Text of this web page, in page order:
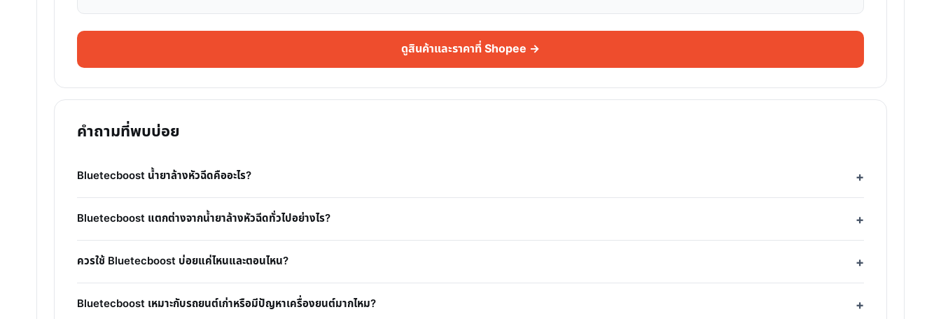
ดูสินค้าและราคาที่ Shopee →
คำถามที่พบบ่อย
Bluetecboost น้ำยาล้างหัวฉีดคืออะไร?
Bluetecboost แตกต่างจากน้ำยาล้างหัวฉีดทั่วไปอย่างไร?
ควรใช้ Bluetecboost บ่อยแค่ไหนและตอนไหน?
Bluetecboost เหมาะกับรถยนต์เก่าหรือมีปัญหาเครื่องยนต์มากไหม?